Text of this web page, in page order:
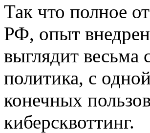
Так что полное
РФ, опыт
выглядит
политика, с
конечных
киберсквоттинг.